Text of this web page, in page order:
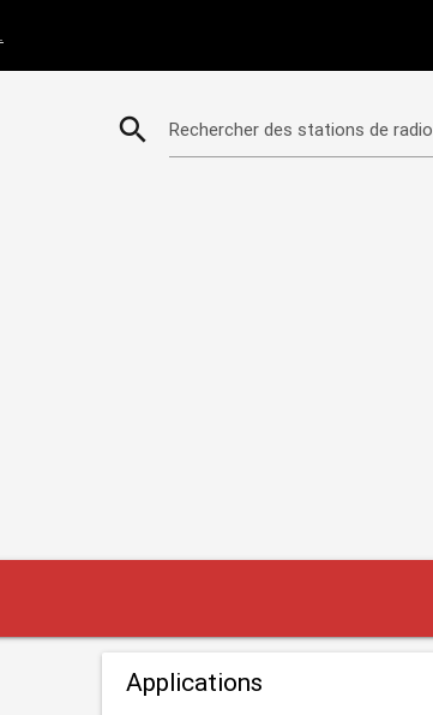
search Rechercher des stations de radio
Applications